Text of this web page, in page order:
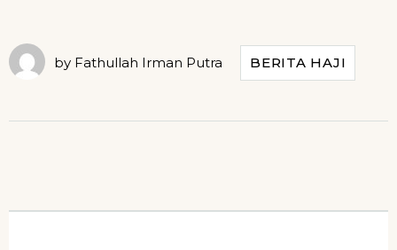
by Fathullah Irman Putra BERITA HAJI